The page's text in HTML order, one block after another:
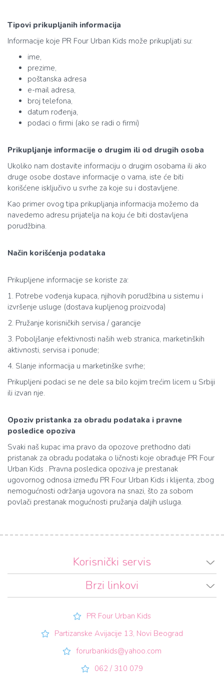
Tipovi prikupljanih informacija
Informacije koje PR Four Urban Kids može prikupljati su:
ime,
prezime,
poštanska adresa
e-mail adresa,
broj telefona,
datum rođenja,
podaci o firmi (ako se radi o firmi)
Prikupljanje informacije o drugim ili od drugih osoba
Ukoliko nam dostavite informaciju o drugim osobama ili ako
druge osobe dostave informacije o vama, iste će biti
korišćene isključivo u svrhe za koje su i dostavljene.
Kao primer ovog tipa prikupljanja informacija možemo da
navedemo adresu prijatelja na koju će biti dostavljena
porudžbina.
Način korišćenja podataka
Prikupljene informacije se koriste za:
1. Potrebe vođenja kupaca, njihovih porudžbina u sistemu i
izvršenje usluge (dostava kupljenog proizvoda)
2. Pružanje korisničkih servisa / garancije
3. Poboljšanje efektivnosti naših web stranica, marketinških
aktivnosti, servisa i ponude;
4. Slanje informacija u marketinške svrhe;
Prikupljeni podaci se ne dele sa bilo kojim trećim licem u Srbiji
ili izvan nje.
Opoziv pristanka za obradu podataka i pravne
posledice opoziva
Svaki naš kupac ima pravo da opozove prethodno dati
pristanak za obradu podataka o ličnosti koje obrađuje PR Four
Urban Kids . Pravna posledica opoziva je prestanak
ugovornog odnosa između PR Four Urban Kids i klijenta, zbog
nemogućnosti održanja ugovora na snazi, što za sobom
povlači prestanak mogućnosti pružanja daljih usluga.
Korisnički servis
Brzi linkovi
PR Four Urban Kids
Partizanske Avijacije 13, Novi Beograd
forurbankids@yahoo.com
062 / 310 079